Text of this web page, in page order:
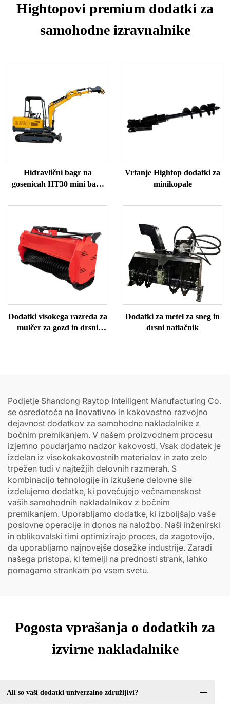
Hightopovi premium dodatki za
samohodne izravnalnike
Hidravlični bagr na
gosenicah HT30 mini bagr
Vrtanje Hightop dodatki za
minikopale
Dodatki visokega razreda za
mulčer za gozd in drsni
Dodatki za metel za sneg in
drsni natlačnik
Podjetje Shandong Raytop Intelligent Manufacturing Co.
se osredotoča na inovativno in kakovostno razvojno
dejavnost dodatkov za samohodne nakladalnike z
bočnim premikanjem. V našem proizvodnem procesu
izjemno poudarjamo nadzor kakovosti. Vsak dodatek je
izdelan iz visokokakovostnih materialov in zato zelo
trpežen tudi v najtežjih delovnih razmerah. S
kombinacijo tehnologije in izkušene delovne sile
izdelujemo dodatke, ki povečujejo večnamenskost
vaših samohodnih nakladalnikov z bočnim
premikanjem. Uporabljamo dodatke, ki izboljšajo vaše
poslovne operacije in donos na naložbo. Naši inženirski
in oblikovalski timi optimizirajo proces, da zagotovijo,
da uporabljamo najnovejše dosežke industrije. Zaradi
našega pristopa, ki temelji na prednosti strank, lahko
pomagamo strankam po vsem svetu.
Pogosta vprašanja o dodatkih za
izvirne nakladalnike
Ali so vaši dodatki univerzalno združljivi?